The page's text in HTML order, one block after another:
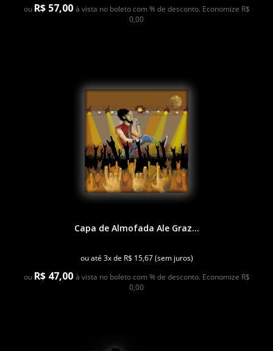
ou R$ 57,00 à vista no boleto com % de desconto. Economize R$
0,00
Capa de Almofada Ale Graz...
ou até 3x de R$ 15,67 (sem juros)
ou R$ 47,00 à vista no boleto com % de desconto. Economize R$
0,00